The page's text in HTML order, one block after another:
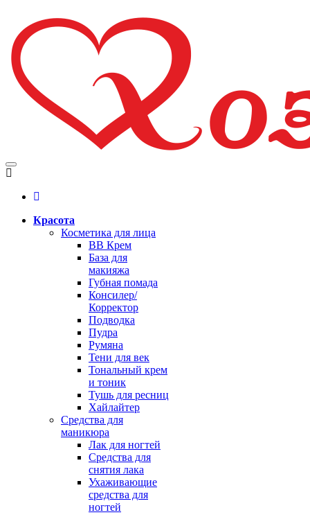
Красота
Косметика для лица
BB Крем
База для
макияжа
Губная помада
Консилер/
Корректор
Подводка
Пудра
Румяна
Тени для век
Тональный крем
и тоник
Тушь для ресниц
Хайлайтер
Средства для
маникюра
Лак для ногтей
Средства для
снятия лака
Ухаживающие
средства для
ногтей